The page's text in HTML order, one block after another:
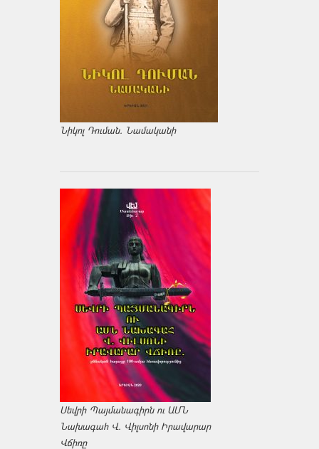
Նիկոլ Դուման. Նամականի
Սեվրի Պայմանագիրն ու ԱՄՆ
Նախագահ Վ. Վիլսոնի Իրավարար
Վճիռը